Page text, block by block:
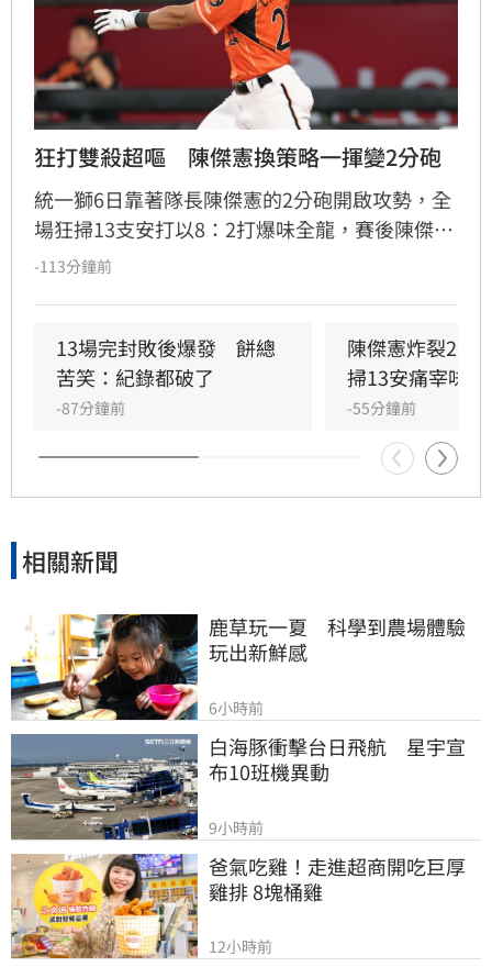
狂打雙殺超嘔　陳傑憲換策略一揮變2分砲
統一獅6日靠著隊長陳傑憲的2分砲開啟攻勢，全
場狂掃13支安打以8：2打爆味全龍，賽後陳傑憲
透露因為上週末自己擊出太多雙殺，當時上場只
-113分鐘前
13場完封敗後爆發　餅總
苦笑：紀錄都破了
-87分鐘前
陳傑憲炸裂2分
掃13安痛宰味全
-55分鐘前
相關新聞
鹿草玩一夏　科學到農場體驗
玩出新鮮感
6小時前
白海豚衝擊台日飛航　星宇宣
布10班機異動
9小時前
爸氣吃雞！走進超商開吃巨厚
雞排 8塊桶雞
12小時前